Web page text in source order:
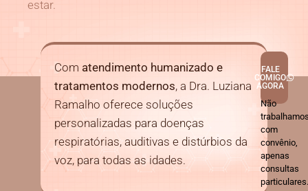
estar.
Com atendimento humanizado e
tratamentos modernos, a Dra. Luziana
Ramalho oferece soluções
personalizadas para doenças
respiratórias, auditivas e distúrbios da
voz, para todas as idades.
FALE
COMIGO
AGORA
Não
com
convênio,
apenas
consultas
particulares.